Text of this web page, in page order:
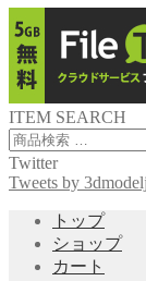
ITEM SEARCH
検
索
対
Twitter
Tweets by
トップ
ショップ
カート